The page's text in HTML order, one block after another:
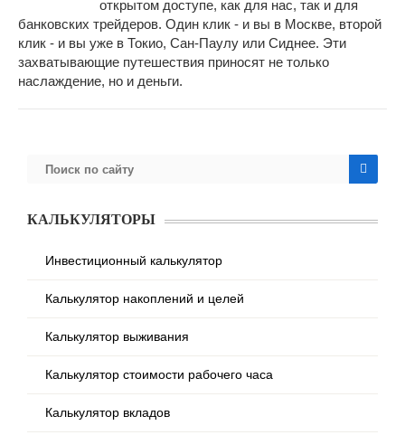
открытом доступе, как для нас, так и для
банковских трейдеров. Один клик - и вы в Москве, второй
клик - и вы уже в Токио, Сан-Паулу или Сиднее. Эти
захватывающие путешествия приносят не только
наслаждение, но и деньги.
КАЛЬКУЛЯТОРЫ
Инвестиционный калькулятор
Калькулятор накоплений и целей
Калькулятор выживания
Калькулятор стоимости рабочего часа
Калькулятор вкладов